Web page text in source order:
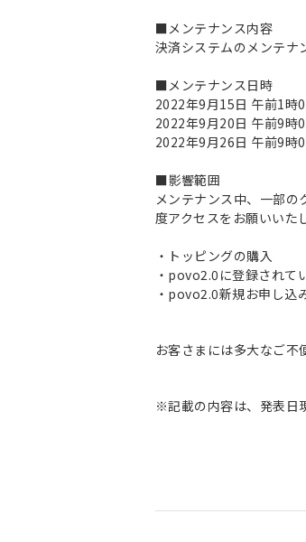
■メンテナンス内容
決済システムのメンテナ
■メンテナンス日時
2022年9月15日 午前1時
2022年9月20日 午前9時
2022年9月26日 午前9時
■影響範囲
メンテナンス中、一部
度アクセスをお願いいた
・トッピングの購入
・povo2.0に登録されて
・povo2.0新規お申し込
お客さまには多大なご不
※記載の内容は、発表日